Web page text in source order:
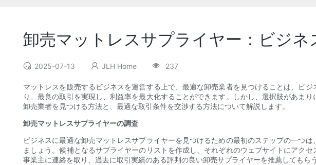
卸売マットレスサプライヤー：ビジネ
2025-07-13 JLH Home 237
マットレスを販売するビジネスを運営する上で、最適な卸売業者を見つけることは、ビ
り、最良の取引を実現し、利益率を最大化することができます。しかし、選択肢があま
卸売業者を見つける方法と、最適な取引条件を交渉する方法について解説します。
卸売マットレスサプライヤーの調査
ビジネスに最適な卸売マットレスサプライヤーを見つけるための最初のステップの一つ
ましょう。候補となるサプライヤーのリストを作成し、それぞれのウェブサイトにアク
事業主に連絡を取り、過去に取引実績のある評判の良い卸売サプライヤーを推薦してもら